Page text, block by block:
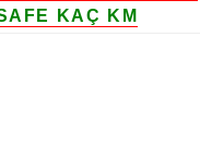
KAÇ KM